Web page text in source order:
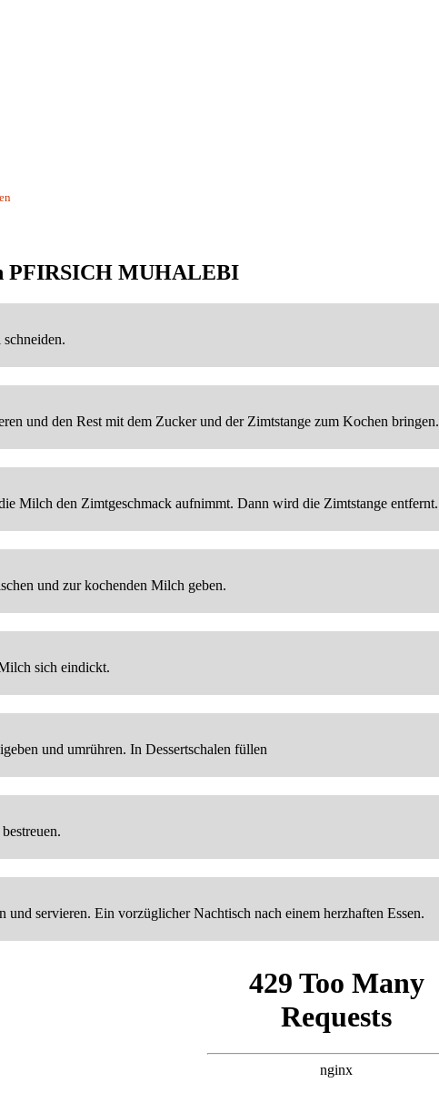
PFIRSICH MUHALEBI
und den Rest mit dem Zucker und der Zimtstange zum Kochen bringen.
Milch den Zimtgeschmack aufnimmt. Dann wird die Zimtstange entfernt.
und zur kochenden Milch geben.
sich eindickt.
und umrühren. In Dessertschalen füllen
servieren. Ein vorzüglicher Nachtisch nach einem herzhaften Essen.